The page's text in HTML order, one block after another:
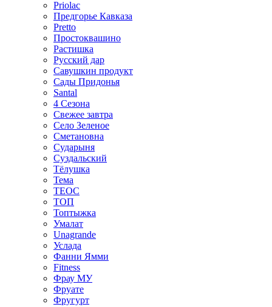
Priolac
Предгорье Кавказа
Pretto
Простоквашино
Растишка
Русский дар
Савушкин продукт
Сады Придонья
Santal
4 Сезона
Свежее завтра
Село Зеленое
Сметановна
Сударыня
Суздальский
Тёлушка
Тема
ТЕОС
ТОП
Топтыжка
Умалат
Unagrande
Услада
Фанни Ямми
Fitness
Фрау МУ
Фруате
Фругурт